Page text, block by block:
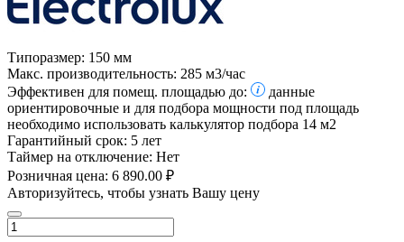
Типоразмер: 150 мм
Макс. производительность: 285 м3/час
Эффективен для помещ. площадью до:
данные
ориентировочные и для подбора мощности под площадь
необходимо использовать калькулятор подбора 14 м2
Гарантийный срок: 5 лет
Таймер на отключение: Нет
Розничная цена: 6 890.00 ₽
Авторизуйтесь, чтобы узнать Вашу цену